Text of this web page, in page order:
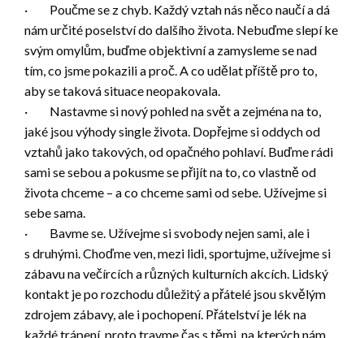
· Poučme se z chyb. Každý vztah nás něco naučí a dá
nám určité poselství do dalšího života. Nebuďme slepí ke
svým omylům, buďme objektivní a zamysleme se nad
tím, co jsme pokazili a proč. A co udělat příště pro to,
aby se taková situace neopakovala.
· Nastavme si nový pohled na svět a zejména na to,
jaké jsou výhody single života. Dopřejme si oddych od
vztahů jako takových, od opačného pohlaví. Buďme rádi
sami se sebou a pokusme se přijít na to, co vlastně od
života chceme – a co chceme sami od sebe. Užívejme si
sebe sama.
· Bavme se. Užívejme si svobody nejen sami, ale i
s druhými. Choďme ven, mezi lidi, sportujme, užívejme si
zábavu na večírcích a různých kulturních akcích. Lidský
kontakt je po rozchodu důležitý a přátelé jsou skvělým
zdrojem zábavy, ale i pochopení. Přátelství je lék na
každé trápení, proto travme čas s těmi, na kterých nám